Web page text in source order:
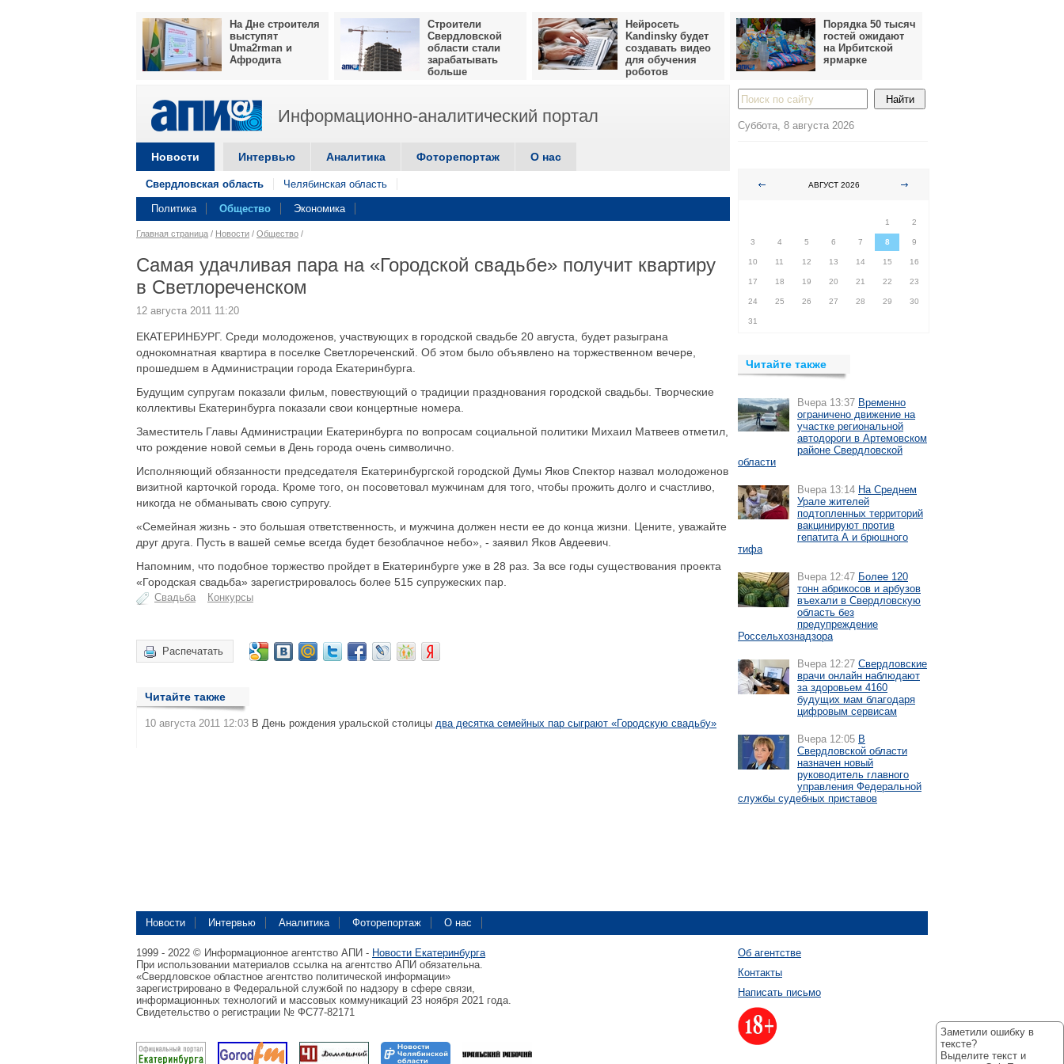
На Дне строителя
выступят
Uma2rman и
Афродита
Строители
Свердловской
области стали
зарабатывать
больше
Нейросеть
Kandinsky будет
создавать видео
для обучения
роботов
Порядка 50 тысяч
гостей ожидают
на Ирбитской
ярмарке
Информационно-аналитический портал
Новости Интервью Аналитика Фоторепортаж О нас
Свердловская область Челябинская область
Политика Общество Экономика
Главная страница / Новости / Общество /
Самая удачливая пара на «Городской свадьбе» получит квартиру
в Светлореченском
12 августа 2011 11:20
ЕКАТЕРИНБУРГ. Среди молодоженов, участвующих в городской свадьбе 20 августа, будет разыграна
однокомнатная квартира в поселке Светлореченский. Об этом было объявлено на торжественном вечере,
прошедшем в Администрации города Екатеринбурга.
Будущим супругам показали фильм, повествующий о традиции празднования городской свадьбы. Творческие
коллективы Екатеринбурга показали свои концертные номера.
Заместитель Главы Администрации Екатеринбурга по вопросам социальной политики Михаил Матвеев отметил,
что рождение новой семьи в День города очень символично.
Исполняющий обязанности председателя Екатеринбургской городской Думы Яков Спектор назвал молодоженов
визитной карточкой города. Кроме того, он посоветовал мужчинам для того, чтобы прожить долго и счастливо,
никогда не обманывать свою супругу.
«Семейная жизнь - это большая ответственность, и мужчина должен нести ее до конца жизни. Цените, уважайте
друг друга. Пусть в вашей семье всегда будет безоблачное небо», - заявил Яков Авдеевич.
Напомним, что подобное торжество пройдет в Екатеринбурге уже в 28 раз. За все годы существования проекта
«Городская свадьба» зарегистрировалось более 515 супружеских пар.
Свадьба Конкурсы
Распечатать
Читайте также
10 августа 2011 12:03 В День рождения уральской столицы два десятка семейных пар сыграют «Городскую свадьбу»
Суббота, 8 августа 2026
АВГУСТ 2026
1
2
3 4 5 6 7 8 9
10 11 12 13 14 15 16
17 18 19 20 21 22 23
24 25 26 27 28 29 30
31
Читайте также
Вчера 13:37 Временно
ограничено движение на
участке региональной
автодороги в Артемовском
районе Свердловской
области
Вчера 13:14 На Среднем
Урале жителей
подтопленных территорий
вакцинируют против
гепатита А и брюшного
тифа
Вчера 12:47 Более 120
тонн абрикосов и арбузов
въехали в Свердловскую
область без
предупреждение
Россельхознадзора
Вчера 12:27 Свердловские
врачи онлайн наблюдают
за здоровьем 4160
будущих мам благодаря
цифровым сервисам
Вчера 12:05 В
Свердловской области
назначен новый
руководитель главного
управления Федеральной
службы судебных приставов
Новости Интервью Аналитика Фоторепортаж О нас
1999 - 2022 © Информационное агентство АПИ - Новости Екатеринбурга
При использовании материалов ссылка на агентство АПИ обязательна.
«Свердловское областное агентство политической информации»
зарегистрировано в Федеральной службой по надзору в сфере связи,
информационных технологий и массовых коммуникаций 23 ноября 2021 года.
Свидетельство о регистрации № ФС77-82171
Об агентстве
Контакты
Написать письмо
Заметили ошибку в
тексте?
Выделите текст и